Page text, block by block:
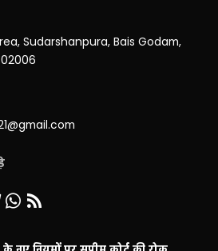
Sudarshanpura, Bais Godam,